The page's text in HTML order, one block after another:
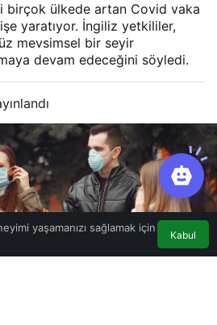
birçok ülkede artan Covid vaka
yaratıyor. İngiliz yetkililer,
mevsimsel bir seyir
devam edeceğini söyledi.
yaşamanızı sağlamak için
Kabul